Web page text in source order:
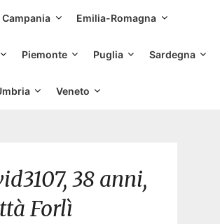
Campania Emilia-Romagna
Piemonte Puglia Sardegna
Veneto
38 anni,
Forlì